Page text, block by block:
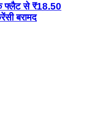
के फ्लैट से ₹18.50
बरामद